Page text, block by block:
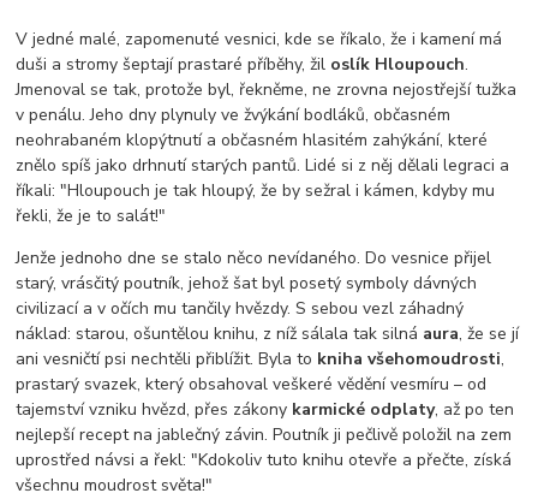
V jedné malé, zapomenuté vesnici, kde se říkalo, že i kamení má
duši a stromy šeptají prastaré příběhy, žil oslík Hloupouch.
Jmenoval se tak, protože byl, řekněme, ne zrovna nejostřejší tužka
v penálu. Jeho dny plynuly ve žvýkání bodláků, občasném
neohrabaném klopýtnutí a občasném hlasitém zahýkání, které
znělo spíš jako drhnutí starých pantů. Lidé si z něj dělali legraci a
říkali: "Hloupouch je tak hloupý, že by sežral i kámen, kdyby mu
řekli, že je to salát!"
Jenže jednoho dne se stalo něco nevídaného. Do vesnice přijel
starý, vrásčitý poutník, jehož šat byl posetý symboly dávných
civilizací a v očích mu tančily hvězdy. S sebou vezl záhadný
náklad: starou, ošuntělou knihu, z níž sálala tak silná aura, že se jí
ani vesničtí psi nechtěli přiblížit. Byla to kniha všehomoudrosti,
prastarý svazek, který obsahoval veškeré vědění vesmíru – od
tajemství vzniku hvězd, přes zákony karmické odplaty, až po ten
nejlepší recept na jablečný závin. Poutník ji pečlivě položil na zem
uprostřed návsi a řekl: "Kdokoliv tuto knihu otevře a přečte, získá
všechnu moudrost světa!"